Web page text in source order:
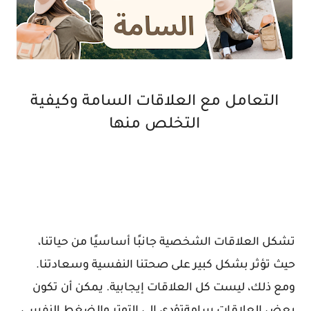
التعامل مع العلاقات السامة وكيفية
التخلص منها
تشكل العلاقات الشخصية جانبًا أساسيًا من حياتنا،
حيث تؤثر بشكل كبير على صحتنا النفسية وسعادتنا.
ومع ذلك، ليست كل العلاقات إيجابية. يمكن أن تكون